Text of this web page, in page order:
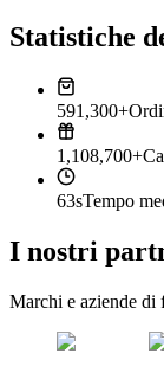
Statistiche
591,300+
1,108,700+
63sTempo
I nostri
Marchi e aziende